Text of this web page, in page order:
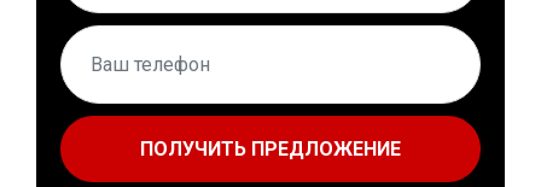
ПОЛУЧИТЬ ПРЕДЛОЖЕНИЕ